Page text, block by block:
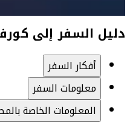
دليل السفر إلى
أفكار السفر
معلومات السفر
المعلومات الخاصة